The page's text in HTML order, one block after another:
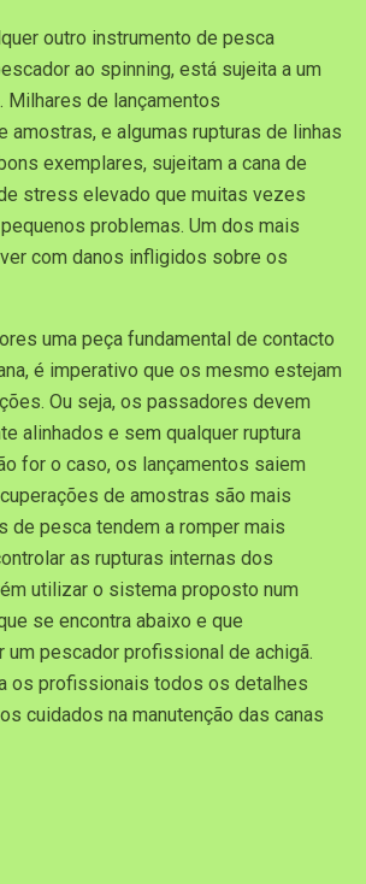
outro instrumento de pesca
ao spinning, está sujeita a um
Milhares de lançamentos
amostras, e algumas rupturas de linhas
exemplares, sujeitam a cana de
stress elevado que muitas vezes
problemas. Um dos mais
com danos infligidos sobre os
uma peça fundamental de contacto
é imperativo que os mesmo estejam
Ou seja, os passadores devem
alinhados e sem qualquer ruptura
for o caso, os lançamentos saiem
de amostras são mais
de pesca tendem a romper mais
as rupturas internas dos
utilizar o sistema proposto num
se encontra abaixo e que
um pescador profissional de achigã.
os profissionais todos os detalhes
cuidados na manutenção das canas